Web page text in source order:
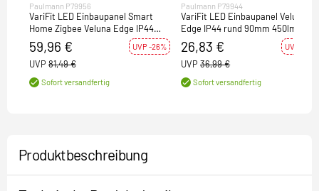
Paulmann P79956
VariFit LED Einbaupanel Smart
Home Zigbee Veluna Edge IP44
rund 160mm 1000lm Tunable White
Weiß dimmbar
59,96 € UVP -26%
UVP 81,49 €
Sofort versandfertig
Paulmann P79944
VariFit LED Einbaupanel Veluna
Edge IP44 rund 90mm 450lm
3000K Weiß dimmbar
26,83 € UVP -27%
UVP 36,99 €
Sofort versandfertig
Produktbeschreibung